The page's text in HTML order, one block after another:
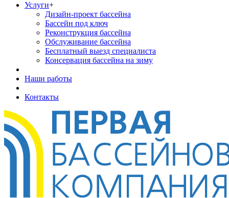
Услуги+
Дизайн-проект бассейна
Бассейн под ключ
Реконструкция бассейна
Обслуживание бассейна
Бесплатный выезд специалиста
Консервация бассейна на зиму
Наши работы
Контакты